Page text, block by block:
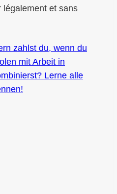
légalement et sans